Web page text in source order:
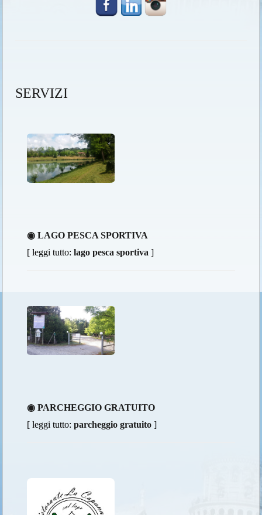
SERVIZI
◉ LAGO PESCA SPORTIVA
[ leggi tutto:lago pesca sportiva ]
◉ PARCHEGGIO GRATUITO
[ leggi tutto:parcheggio gratuito ]